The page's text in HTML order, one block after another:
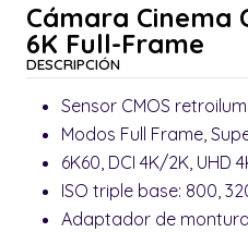
Cámara Cinema
6K Full-Frame
DESCRIPCIÓN
Sensor CMOS
Modos Full Frame,
6K60, DCI 4K/2K, UHD
ISO triple base: 800,
Adaptador de